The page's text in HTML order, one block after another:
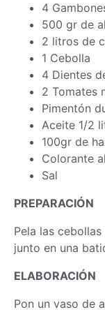
4
500 gr de
2 litros de
1 Cebolla
4 Dientes
2 Tomates
Pimentón
Aceite 1/2
100gr de
Colorante
Sal
PREPARACIÓN
Pela las
junto en una
ELABORACIÓN
Pon un vaso de